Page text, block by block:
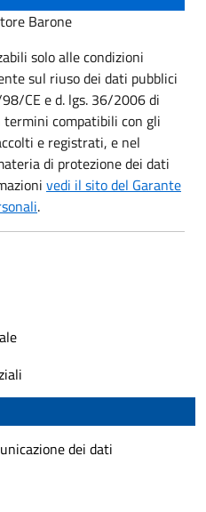
Barone
solo alle condizioni
sul riuso dei dati pubblici
CE e d. lgs. 36/2006 di
termini compatibili con gli
e registrati, e nel
di protezione dei dati
vedi il sito del Garante
.
dei dati